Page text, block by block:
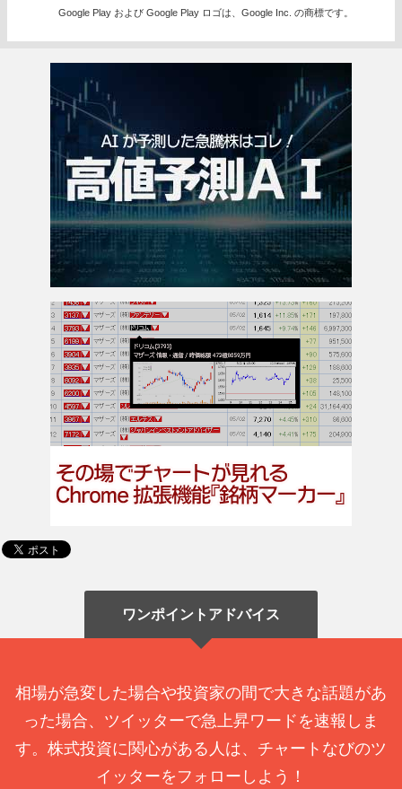
Google Play および Google Play ロゴは、Google Inc. の商標です。
ワンポイントアドバイス
相場が急変した場合や投資家の間で大きな話題があ
った場合、ツイッターで急上昇ワードを速報しま
す。株式投資に関心がある人は、チャートなびのツ
イッターをフォローしよう！